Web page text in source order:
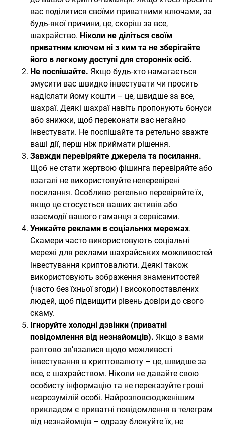
вас поділитися своїми приватними ключами, за
будь-якої причини, це, скоріш за все,
шахрайство. Ніколи не діліться своїм
приватним ключем ні з ким та не зберігайте
його в легкому доступі для сторонніх осіб.
Не поспішайте. Якщо будь-хто намагається
змусити вас швидко інвестувати чи просить
надіслати йому кошти – це, швидше за все,
шахраї. Деякі шахраї навіть пропонують бонуси
або знижки, щоб переконати вас негайно
інвестувати. Не поспішайте та ретельно зважте
ваші дії, перш ніж приймати рішення.
Завжди перевіряйте джерела та посилання.
Щоб не стати жертвою фішинга перевіряйте або
взагалі не використовуйте неперевірені
посилання. Особливо ретельно перевіряйте їх,
якщо це стосується ваших активів або
взаємодії вашого гаманця з сервісами.
Уникайте реклами в соціальних мережах.
Скамери часто використовують соціальні
мережі для реклами шахрайських можливостей
інвестування криптовалюти. Деякі також
використовують зображення знаменитостей
(часто без їхньої згоди) і високопоставлених
людей, щоб підвищити рівень довіри до свого
скаму.
Ігноруйте холодні дзвінки (приватні
повідомлення від незнайомців). Якщо з вами
раптово зв’язалися щодо можливості
інвестування в криптовалюту – це, швидше за
все, є шахрайством. Ніколи не давайте свою
особисту інформацію та не переказуйте гроші
незрозумілій особі. Найрозповсюдженішим
прикладом є приватні повідомлення в телеграм
від незнайомців – одразу блокуйте їх, не